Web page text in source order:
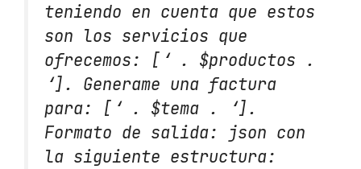
teniendo en cuenta que estos
son los servicios que
ofrecemos: [‘ . $productos .
‘]. Generame una factura
para: [‘ . $tema . ‘].
Formato de salida: json con
la siguiente estructura: